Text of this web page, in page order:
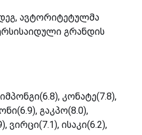
ავტორიტეტულმა
გრანდის
კონატე(7.8),
გაკპო(8.0),
ვირცი(7.1), ისაკი(6.2),